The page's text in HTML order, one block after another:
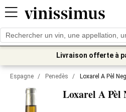
Livraison offerte à
Espagne / Penedès / Loxarel A Pèl
Loxarel A Pèl